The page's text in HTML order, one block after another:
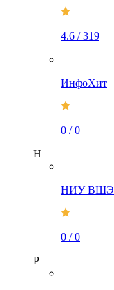
4.6 /319
ИнфоХит
0 /0
Н
НИУ ВШЭ
0 /0
Р